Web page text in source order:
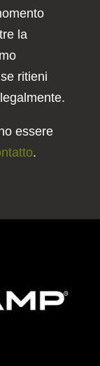
la
ritieni
essere
.